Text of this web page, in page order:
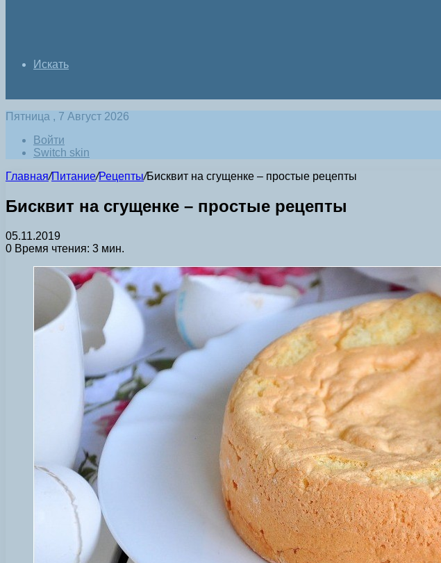
Искать
Пятница , 7 Август 2026
Войти
Switch skin
Главная/Питание/Рецепты/Бисквит на сгущенке – простые рецепты
Бисквит на сгущенке – простые рецепты
05.11.2019
0 Время чтения: 3 мин.